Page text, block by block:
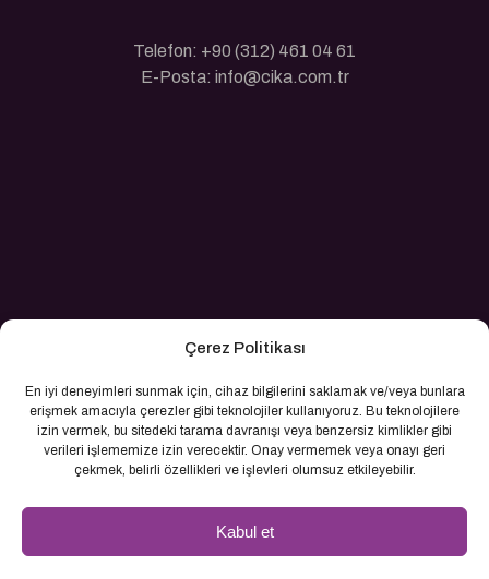
Çerez Politikası
En iyi deneyimleri sunmak için, cihaz bilgilerini saklamak ve/veya bunlara
erişmek amacıyla çerezler gibi teknolojiler kullanıyoruz. Bu teknolojilere
izin vermek, bu sitedeki tarama davranışı veya benzersiz kimlikler gibi
verileri işlememize izin verecektir. Onay vermemek veya onayı geri
çekmek, belirli özellikleri ve işlevleri olumsuz etkileyebilir.
Kabul et
Telefon: +90 (312) 461 04 61
E-Posta: info@cika.com.tr
© 2026 Cika İnşaat. Tüm Hakları Saklıdır.